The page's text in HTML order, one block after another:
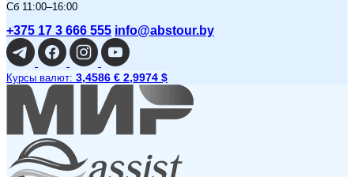
Сб 11:00–16:00
+375 17 3 666 555 info@abstour.by
Курсы валют: 3,4586 € 2,9974 $